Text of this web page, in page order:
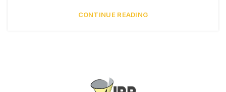
CONTINUE READING